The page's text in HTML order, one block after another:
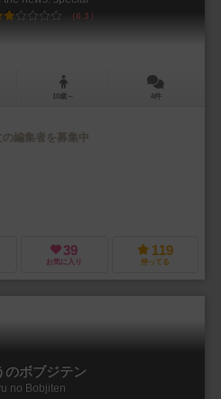
6.3
10歳～ 4件
編集者を募集中
39
お気に入り
119
持ってる
のボブジテン
no Bobjiten